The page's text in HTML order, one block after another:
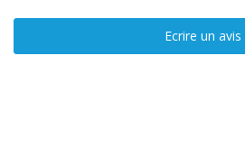
Ecrire un avis